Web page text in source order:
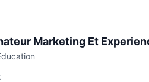
Marketing Et